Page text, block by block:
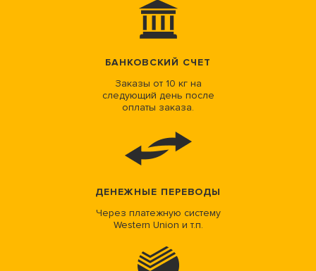
БАНКОВСКИЙ СЧЕТ
Заказы от 10 кг на
следующий день после
оплаты заказа.
ДЕНЕЖНЫЕ ПЕРЕВОДЫ
Через платежную систему
Western Union и т.п.